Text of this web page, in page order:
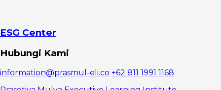
1. Buat
menarik
2. Pahami
bagaimana
konsumen
berpikir
ESG Center
Hubungi Kami
information@prasmul-eli.co +62 811 1991 1168